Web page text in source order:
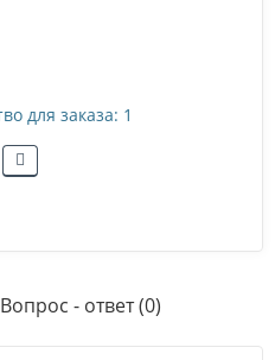
для заказа: 1
Вопрос - ответ (0)